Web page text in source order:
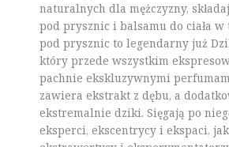
naturalnych dla mężczyzny,
pod prysznic i balsamu do ciała
pod prysznic to legendarny już
który przede wszystkim
pachnie ekskluzywnymi
zawiera ekstrakt z dębu, a
ekstremalnie dziki. Sięgają po
eksperci, ekscentrycy i ekspaci,